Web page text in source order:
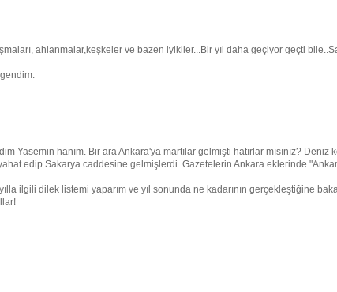
ahlanmalar,keşkeler ve bazen iyikiler...Bir yıl daha geçiyor geçti
Yasemin hanım. Bir ara Ankara'ya martılar gelmişti hatırlar mısınız?
edip Sakarya caddesine gelmişlerdi. Gazetelerin Ankara eklerinde
ilgili dilek listemi yaparım ve yıl sonunda ne kadarının gerçekleştiğine